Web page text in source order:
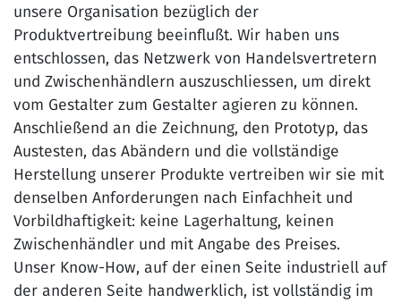
unsere Organisation bezüglich der
Produktvertreibung beeinflußt. Wir haben uns
entschlossen, das Netzwerk von Handelsvertretern
und Zwischenhändlern auszuschliessen, um direkt
vom Gestalter zum Gestalter agieren zu können.
Anschließend an die Zeichnung, den Prototyp, das
Austesten, das Abändern und die vollständige
Herstellung unserer Produkte vertreiben wir sie mit
denselben Anforderungen nach Einfachheit und
Vorbildhaftigkeit: keine Lagerhaltung, keinen
Zwischenhändler und mit Angabe des Preises.
Unser Know-How, auf der einen Seite industriell auf
der anderen Seite handwerklich, ist vollständig im